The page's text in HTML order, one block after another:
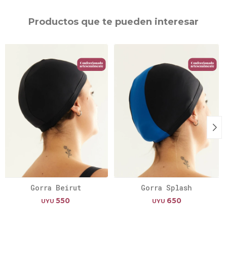
Productos que te pueden interesar
Gorra Beirut
UYU 550
Gorra Splash
UYU 650